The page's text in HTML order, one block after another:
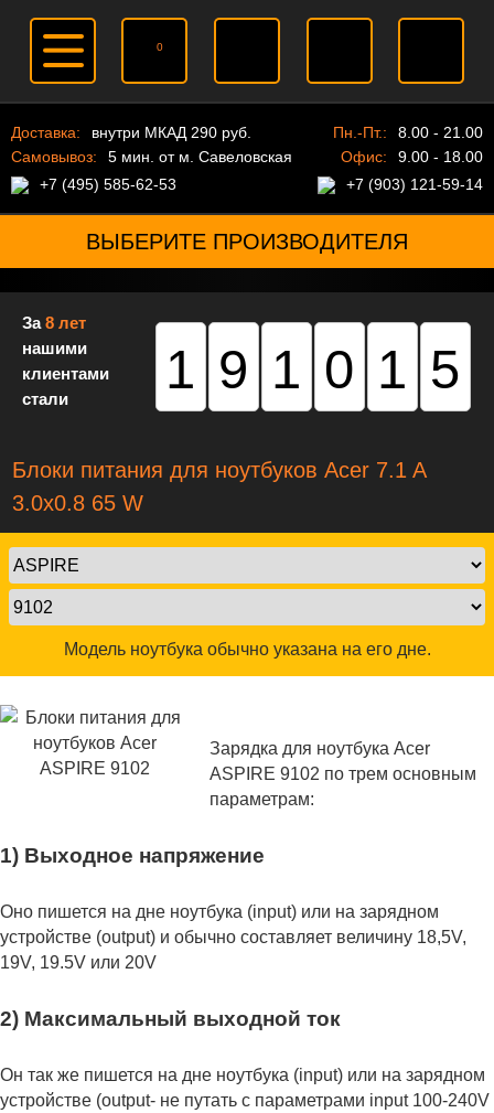
0
Доставка:
внутри МКАД 290 руб.
Самовывоз:
5 мин. от м. Савеловская
+7 (495) 585-62-53
Пн.-Пт.:
8.00 - 21.00
Офис:
9.00 - 18.00
+7 (903) 121-59-14
ВЫБЕРИТЕ ПРОИЗВОДИТЕЛЯ
За8 лет
нашими
клиентами
стали
191015
Блоки питания для ноутбуков Acer 7.1 A
3.0x0.8 65 W
Модель ноутбука обычно указана на его дне.
Зарядка для ноутбука Acer
ASPIRE 9102 по трем основным
параметрам:
1) Выходное напряжение
Оно пишется на дне ноутбука (input) или на зарядном
устройстве (output) и обычно составляет величину 18,5V,
19V, 19.5V или 20V
2) Максимальный выходной ток
Он так же пишется на дне ноутбука (input) или на зарядном
устройстве (output- не путать с параметрами input 100-240V